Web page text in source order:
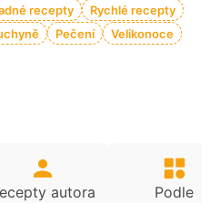
recepty
Rychlé recepty
Pečení
Velikonoce
autora
Podle